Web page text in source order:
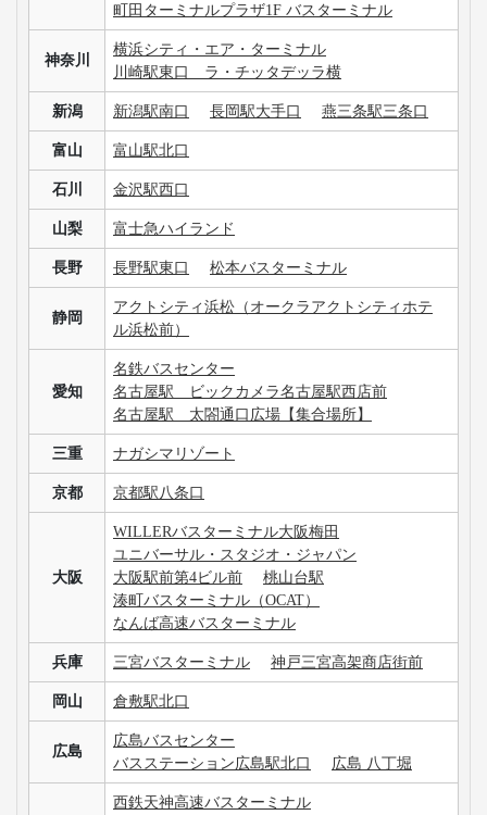
町田ターミナルプラザ1F バスターミナル
神奈川
横浜シティ・エア・ターミナル
川崎駅東口 ラ・チッタデッラ横
新潟 新潟駅南口 長岡駅大手口 燕三条駅三条口
富山 富山駅北口
石川 金沢駅西口
山梨 富士急ハイランド
長野 長野駅東口 松本バスターミナル
静岡
アクトシティ浜松（オークラアクトシティホテ
ル浜松前）
愛知
名鉄バスセンター
名古屋駅 ビックカメラ名古屋駅西店前
名古屋駅 太閤通口広場【集合場所】
三重 ナガシマリゾート
京都 京都駅八条口
大阪
WILLERバスターミナル大阪梅田
ユニバーサル・スタジオ・ジャパン
大阪駅前第4ビル前
桃山台駅
湊町バスターミナル（OCAT）
なんば高速バスターミナル
兵庫 三宮バスターミナル 神戸三宮高架商店街前
岡山 倉敷駅北口
広島
広島バスセンター
バスステーション広島駅北口
広島 八丁堀
西鉄天神高速バスターミナル